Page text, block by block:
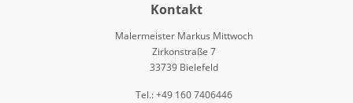
Kontakt
Malermeister Markus Mittwoch
Zirkonstraße 7
33739 Bielefeld
Tel.: +49 160 7406446